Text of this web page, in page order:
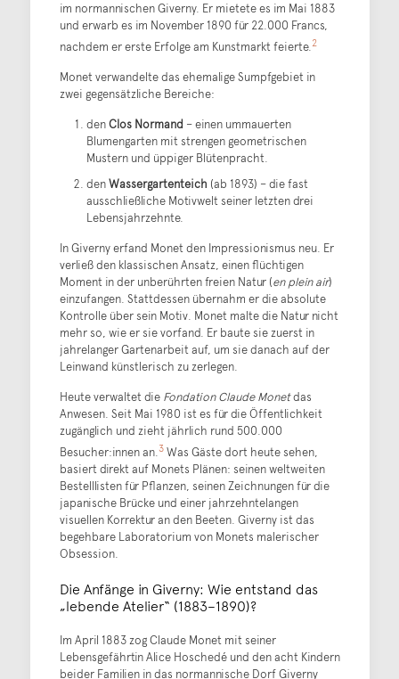
im normannischen Giverny. Er mietete es im Mai 1883
und erwarb es im November 1890 für 22.000 Francs,
nachdem er erste Erfolge am Kunstmarkt feierte.2
Monet verwandelte das ehemalige Sumpfgebiet in
zwei gegensätzliche Bereiche:
denClos Normand – einen ummauerten
Blumengarten mit strengen geometrischen
Mustern und üppiger Blütenpracht.
denWassergartenteich (ab 1893) – die fast
ausschließliche Motivwelt seiner letzten drei
Lebensjahrzehnte.
In Giverny erfand Monet den Impressionismus neu. Er
verließ den klassischen Ansatz, einen flüchtigen
Moment in der unberührten freien Natur (en plein air)
einzufangen. Stattdessen übernahm er die absolute
Kontrolle über sein Motiv. Monet malte die Natur nicht
mehr so, wie er sie vorfand. Er baute sie zuerst in
jahrelanger Gartenarbeit auf, um sie danach auf der
Leinwand künstlerisch zu zerlegen.
Heute verwaltet die Fondation Claude Monetdas
Anwesen. Seit Mai 1980 ist es für die Öffentlichkeit
zugänglich und zieht jährlich rund 500.000
Besucher:innen an.3Was Gäste dort heute sehen,
basiert direkt auf Monets Plänen: seinen weltweiten
Bestelllisten für Pflanzen, seinen Zeichnungen für die
japanische Brücke und einer jahrzehntelangen
visuellen Korrektur an den Beeten. Giverny ist das
begehbare Laboratorium von Monets malerischer
Obsession.
Die Anfänge in Giverny: Wie entstand das
„lebende Atelier“ (1883–1890)?
Im April 1883 zog Claude Monet mit seiner
Lebensgefährtin Alice Hoschedé und den acht Kindern
beider Familien in das normannische Dorf Giverny